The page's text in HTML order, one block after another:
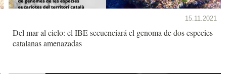
15.11.2021
Del mar al cielo: el IBE secuenciará el genoma de dos especies
catalanas amenazadas